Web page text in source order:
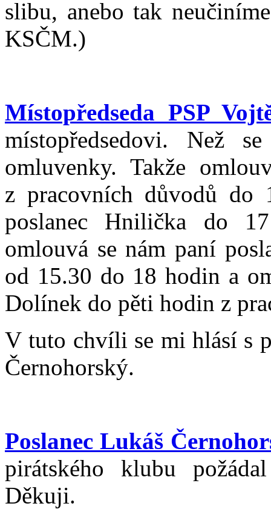
slibu, anebo tak
KSČM.)
Místopředseda PSP
místopředsedovi. Než
omluvenky. Takže
z pracovních důvodů do
poslanec Hnilička do
omlouvá se nám paní
od 15.30 do 18 hodin a
Dolínek do pěti hodin z
V tuto chvíli se mi hlásí s
Černohorský.
Poslanec Lukáš
pirátského klubu
Děkuji.